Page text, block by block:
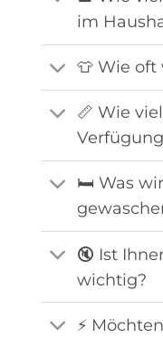
im
👕 Wie oft
📏 Wie
🛏️ Was
🔇 Ist
wichtig?
⚡